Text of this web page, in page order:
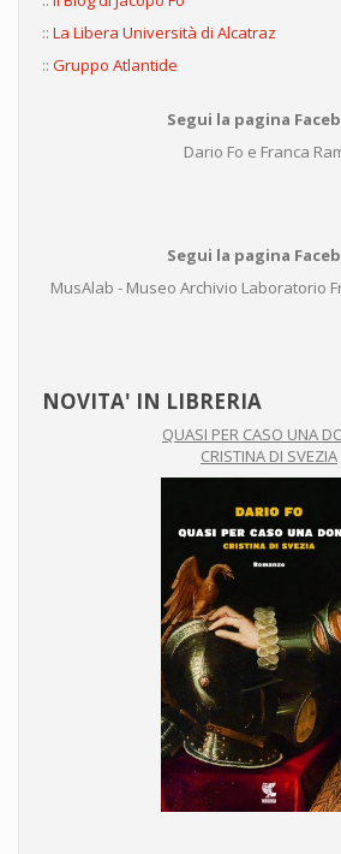
:: La Libera Università di Alcatraz
:: Gruppo Atlantide
Segui la pagina
Dario Fo e Franca
Segui la pagina
MusAlab - Museo Archivio Laboratorio
NOVITA' IN LIBRERIA
QUASI PER CASO UNA
CRISTINA DI SVEZIA